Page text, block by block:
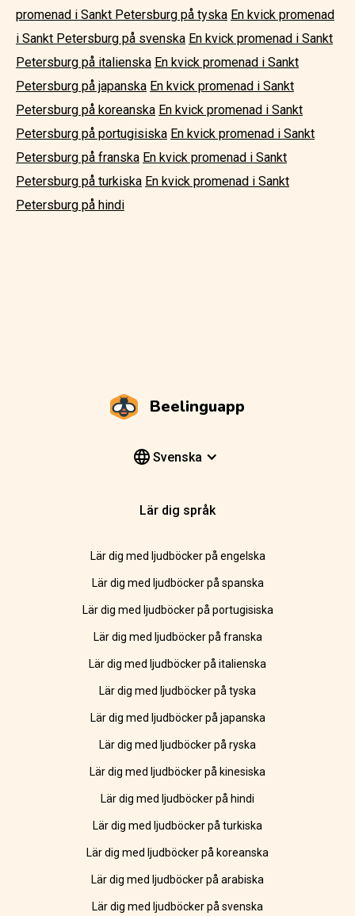
promenad i Sankt Petersburg på tyska En kvick promenad
i Sankt Petersburg på svenska En kvick promenad i Sankt
Petersburg på italienska En kvick promenad i Sankt
Petersburg på japanska En kvick promenad i Sankt
Petersburg på koreanska En kvick promenad i Sankt
Petersburg på portugisiska En kvick promenad i Sankt
Petersburg på franska En kvick promenad i Sankt
Petersburg på turkiska En kvick promenad i Sankt
Petersburg på hindi
Beelinguapp
Svenska
Lär dig språk
Lär dig med ljudböcker på engelska
Lär dig med ljudböcker på spanska
Lär dig med ljudböcker på portugisiska
Lär dig med ljudböcker på franska
Lär dig med ljudböcker på italienska
Lär dig med ljudböcker på tyska
Lär dig med ljudböcker på japanska
Lär dig med ljudböcker på ryska
Lär dig med ljudböcker på kinesiska
Lär dig med ljudböcker på hindi
Lär dig med ljudböcker på turkiska
Lär dig med ljudböcker på koreanska
Lär dig med ljudböcker på arabiska
Lär dig med ljudböcker på svenska